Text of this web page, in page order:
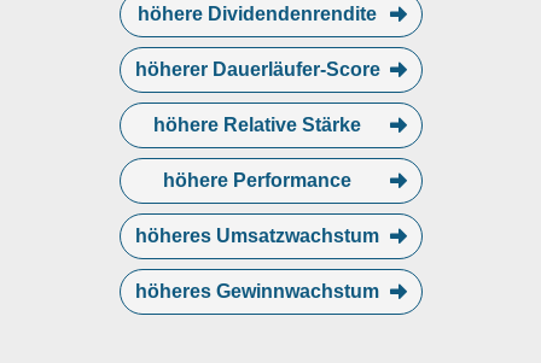
höhere Dividendenrendite
höherer Dauerläufer-Score
höhere Relative Stärke
höhere Performance
höheres Umsatzwachstum
höheres Gewinnwachstum